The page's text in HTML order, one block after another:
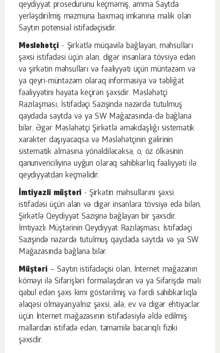
qeydiyyat prosedurunu keçməmiş, amma Saytda
yerləşdirilmiş məzmuna baxmaq imkanına malik olan
Saytın potensial istifadəçisidir.
Məsləhətçi - Şirkətlə müqavilə bağlayan, məhsulları
şəxsi istifadəsi üçün alan, digər insanlara tövsiyə edən
və şirkətin məhsulları və fəaliyyəti üçün müntəzəm və
ya qeyri-müntəzəm olaraq informasiya və təbliğat
fəaliyyətini həyata keçirən şəxsdir. Məsləhətçi
Razılaşması, İstifadəçi Sazişində nəzərdə tutulmuş
qaydada saytda və ya SW Mağazasında-də bağlana
bilər. Əgər Məsləhətçi Şirkətlə əməkdaşlığı sistematik
xarakter daşıyacaqsa və Məsləhətçinin gəlirinin
sistematik almasına yönəldiləcəksə, o, öz ölkəsinin
qanunvericiliyinə uyğun olaraq sahibkarlıq fəaliyyəti ilə
qeydiyyatdan keçməlidir.
İmtiyazli müştəri - Şirkətin məhsullarını şəxsi
istifadəsi üçün alan və digər insanlara tövsiyə edə bilən,
Şirkətlə Qeydiyyat Sazişinə bağlayan bir şəxsdir.
İmtiyazlı Müştərinin Qeydiyyat Razılaşması, İstifadəçi
Sazişində nəzərdə tutulmuş qaydada saytda və ya SW
Mağazasında bağlana bilər.
Müştəri – Saytın istifadəçisi olan, İnternet mağazanın
köməyi ilə Sifarişləri formalaşdıran və ya Sifarişdə malı
qəbul edən şəxs kimi göstərilmiş və fərdi sahibkarlıqla
əlaqəsi olmayan,yalnız şəxsi, ailə, ev və digər ehtiyaclar
üçün İnternet mağazasının istifadəsiylə əldə edilmiş
mallardan istifadə edən, tamamilə bacarıqlı fiziki
şəxsdir.